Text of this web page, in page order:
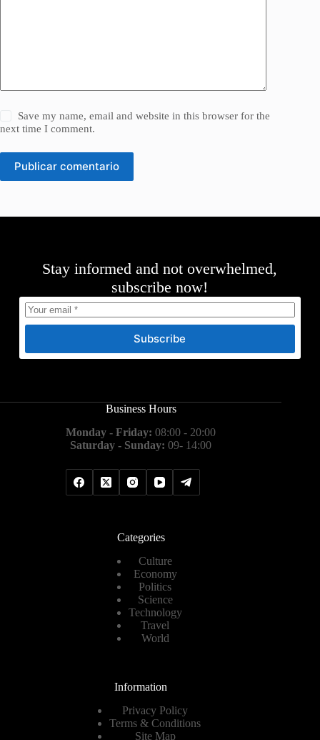
Save my name, email and website in this browser for the
next time I comment.
Publicar comentario
Stay informed and not overwhelmed,
subscribe now!
Subscribe
Business Hours
Monday - Friday: 08:00 - 20:00
Saturday - Sunday: 09- 14:00
Categories
Culture
Economy
Politics
Science
Technology
Travel
World
Information
Privacy Policy
Terms & Conditions
Site Map